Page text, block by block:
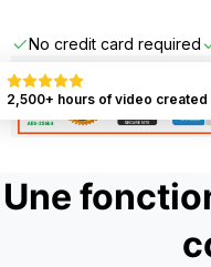
No credit card required
2,500+ hours of video created
Une